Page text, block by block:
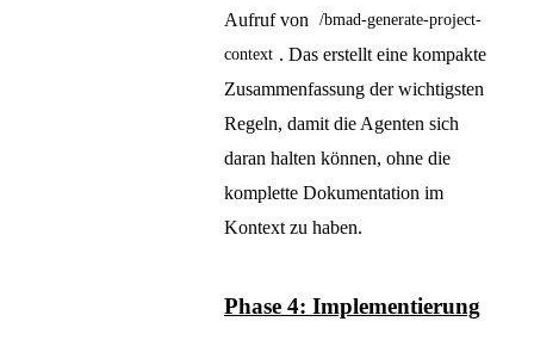
Aufruf von
/bmad-generate-project-
context . Das erstellt eine kompakte
Zusammenfassung der wichtigsten
Regeln, damit die Agenten sich
daran halten können, ohne die
komplette Dokumentation im
Kontext zu haben.
Phase 4: Implementierung